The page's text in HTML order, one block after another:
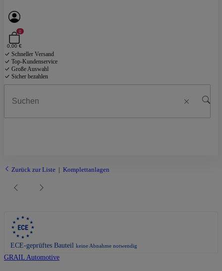
0
0,00 €
Schneller Versand
Top-Kundenservice
Große Auswahl
Sicher bezahlen
Zurück zur Liste Komplettanlagen
ECE-geprüftes Bauteil keine Abnahme notwendig
GRAIL Automotive